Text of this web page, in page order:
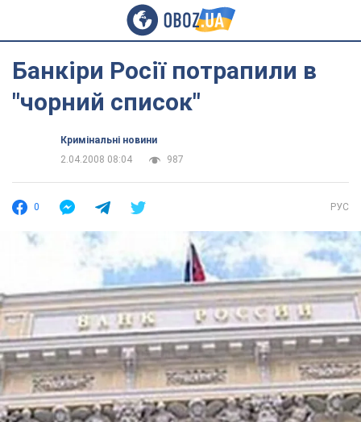
Банкіри Росії потрапили в
"чорний список"
Кримінальні новини
2.04.2008 08:04
987
0 РУС